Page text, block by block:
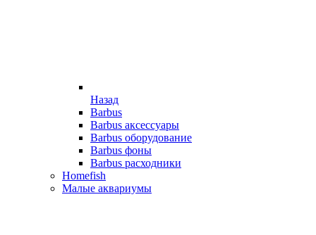
Назад
Barbus
Barbus аксессуары
Barbus оборудование
Barbus фоны
Barbus расходники
Homefish
Малые аквариумы